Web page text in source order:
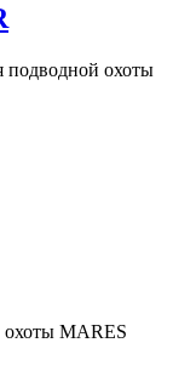
подводной охоты
охоты MARES